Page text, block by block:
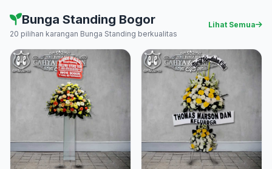
Bunga Standing Bogor
20 pilihan karangan Bunga Standing berkualitas
Lihat Semua